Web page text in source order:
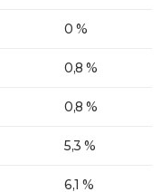
0 %
0,8 %
0,8 %
5,3 %
6,1 %